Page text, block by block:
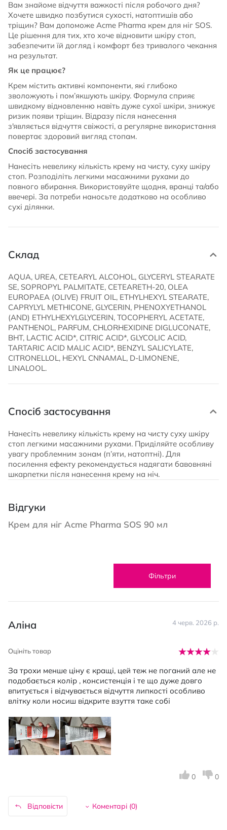
Вам знайоме відчуття важкості після робочого дня?
Хочете швидко позбутися сухості, натоптишів або
тріщин? Вам допоможе Acme Pharma крем для ніг SOS.
Це рішення для тих, хто хоче відновити шкіру стоп,
забезпечити їй догляд і комфорт без тривалого чекання
на результат.
Як це працює?
Крем містить активні компоненти, які глибоко
зволожують і пом’якшують шкіру. Формула сприяє
швидкому відновленню навіть дуже сухої шкіри, знижує
ризик появи тріщин. Відразу після нанесення
з'являється відчуття свіжості, а регулярне використання
повертає здоровий вигляд стопам.
Спосіб застосування
Нанесіть невелику кількість крему на чисту, суху шкіру
стоп. Розподіліть легкими масажними рухами до
повного вбирання. Використовуйте щодня, вранці та/або
ввечері. За потреби наносьте додатково на особливо
сухі ділянки.
Склад
AQUA, UREA, CETEARYL ALCOHOL, GLYCERYL STEARATE
SE, SOPROPYL PALMITATE, CETEARETH-20, OLEA
EUROPAEA (OLIVE) FRUIT OIL, ETHYLHEXYL STEARATE,
CAPRYLYL METHICONE, GLYCERIN, PHENOXYETHANOL
(AND) ETHYLHEXYLGLYCERIN, TOCOPHERYL ACETATE,
PANTHENOL, PARFUM, CHLORHEXIDINE DIGLUCONATE,
BHT, LACTIC ACID*, CITRIC ACID*, GLYCOLIC ACID,
TARTARIC ACID MALIC ACID*, BENZYL SALICYLATE,
CITRONELLOL, HEXYL CNNAMAL, D-LIMONENE,
LINALOOL.
Спосіб застосування
Нанесіть невелику кількість крему на чисту суху шкіру
стоп легкими масажними рухами. Приділяйте особливу
увагу проблемним зонам (п’яти, натоптні). Для
посилення ефекту рекомендується надягати бавовняні
шкарпетки після нанесення крему на ніч.
Відгуки
Крем для ніг Acme Pharma SOS 90 мл
Фільтри
Аліна 4 черв. 2026 р.
Оцініть товар
За трохи менше ціну є кращі, цей теж не поганий але не
подобається колір , консистенція і те що дуже довго
впитується і відчувається відчуття липкості особливо
влітку коли носиш відкрите взуття таке собі
Відповісти Коментарі (0)
0 0